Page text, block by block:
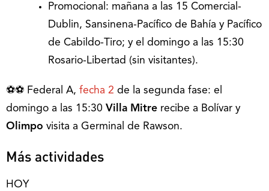
Promocional: mañana a las 15 Comercial-
Dublin, Sansinena-Pacífico de Bahía y Pacífico
de Cabildo-Tiro; y el domingo a las 15:30
Rosario-Libertad (sin visitantes).
⚽⚽ Federal A, fecha 2 de la segunda fase: el
domingo a las 15:30 Villa Mitre recibe a Bolívar y
Olimpo visita a Germinal de Rawson.
Más actividades
HOY